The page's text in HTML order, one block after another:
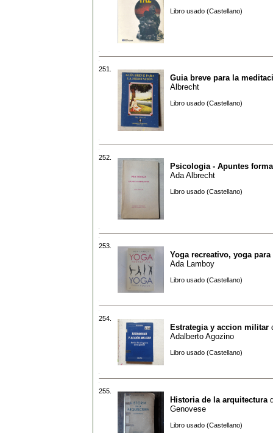
Libro usado (Castellano)
251.
Guia breve para la
Albrecht
Libro usado (Castellano)
252.
Psicologia - Apuntes
Ada Albrecht
Libro usado (Castellano)
253.
Yoga recreativo, yoga
Ada Lamboy
Libro usado (Castellano)
254.
Estrategia y accion militar
Adalberto Agozino
Libro usado (Castellano)
255.
Historia de la arquitectura
Genovese
Libro usado (Castellano)